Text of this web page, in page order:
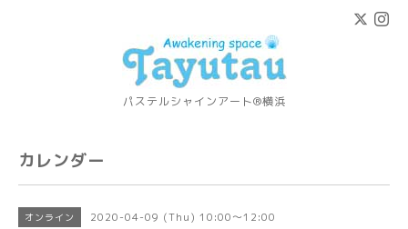
パステルシャインアート®横浜
カレンダー
オンライン 2020-04-09 (Thu) 10:00～12:00